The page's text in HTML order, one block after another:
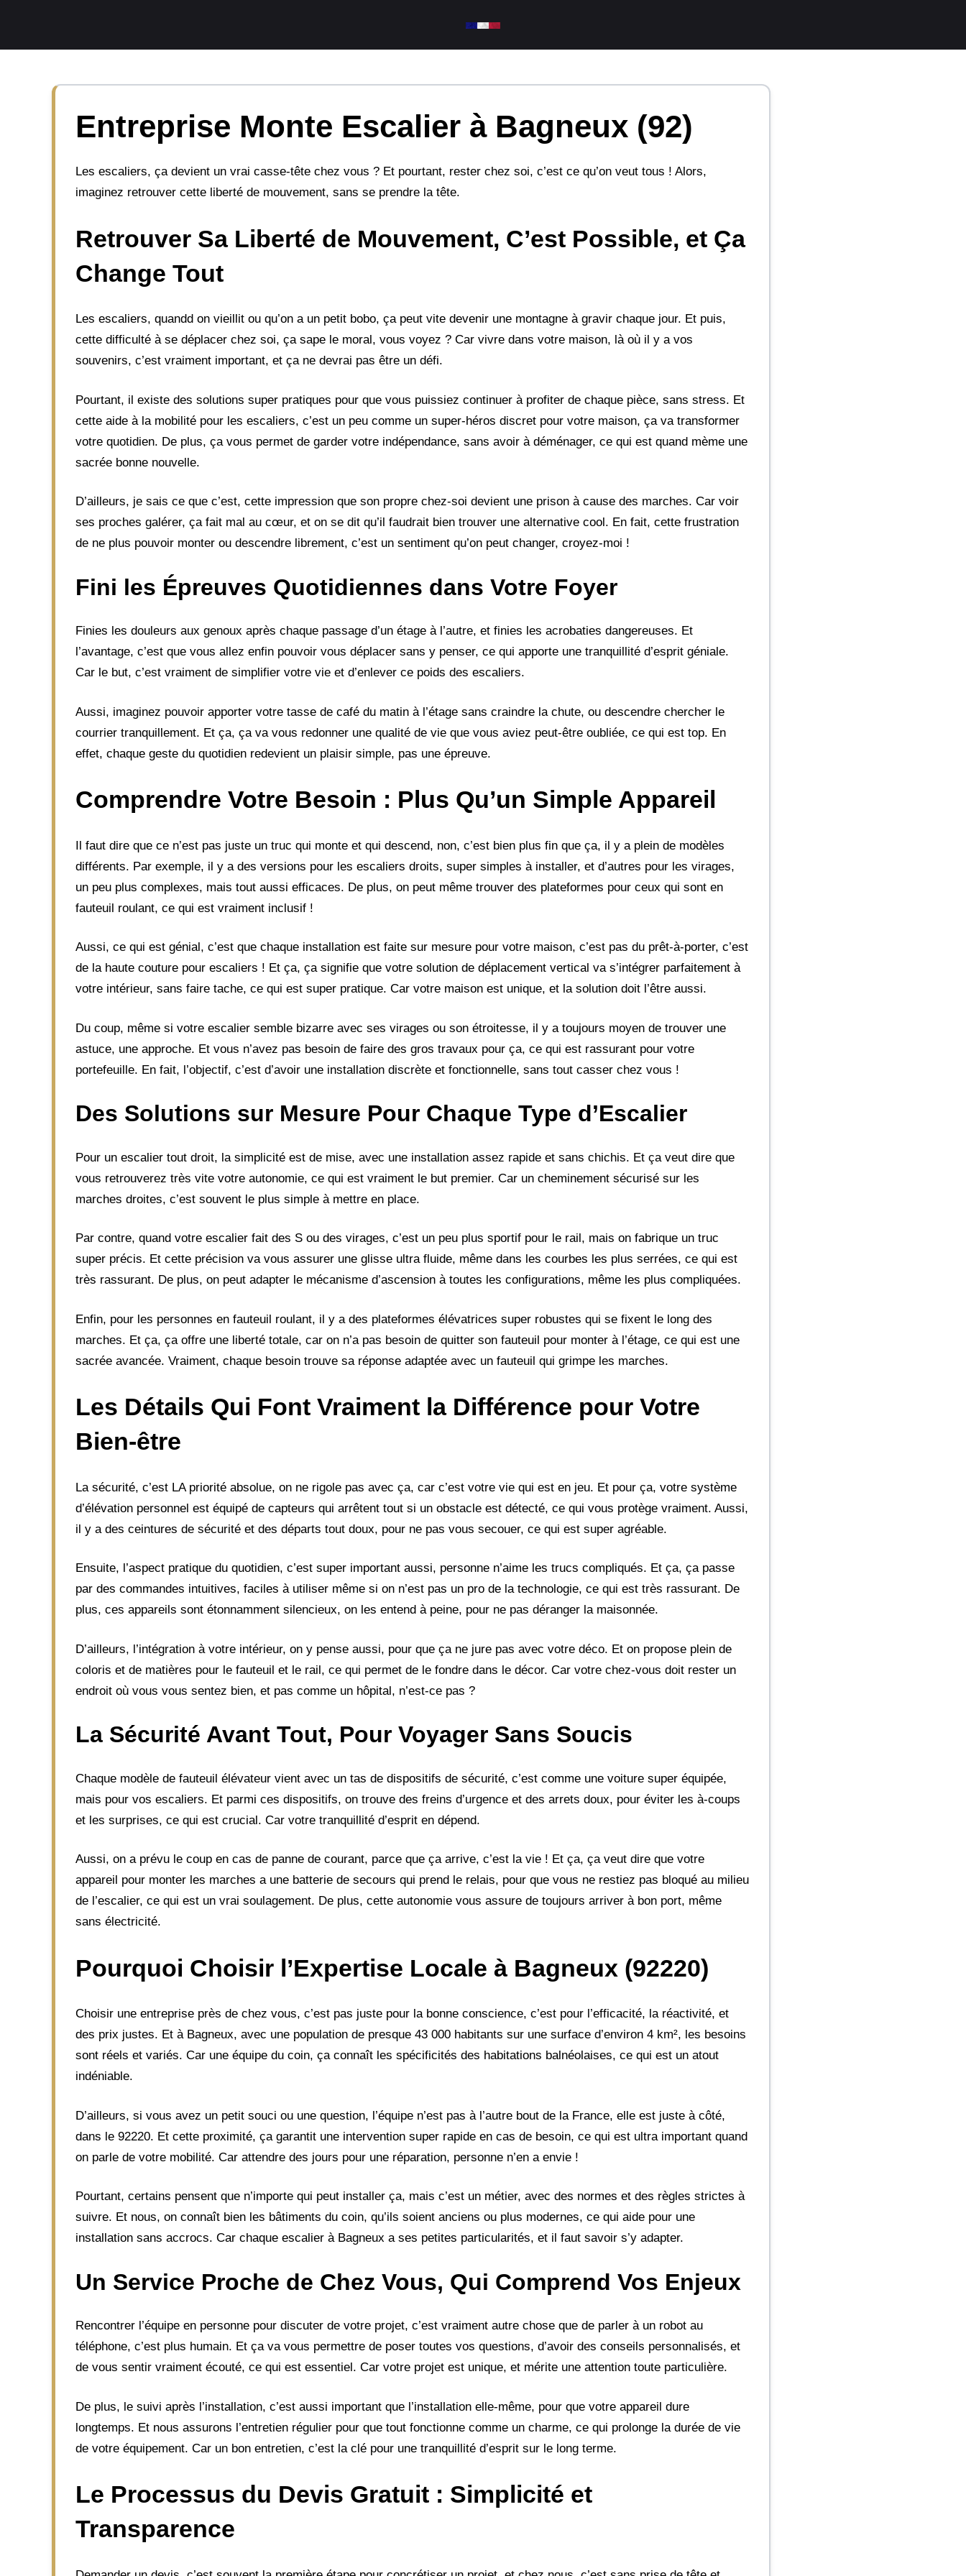
contenu
Entreprise Monte Escalier à Bagneux (92)
Les escaliers, ça devient un vrai casse-tête chez vous ? Et pourtant, rester chez soi, c’est ce qu’on veut tous ! Alors,
imaginez retrouver cette liberté de mouvement, sans se prendre la tête.
Retrouver Sa Liberté de Mouvement, C’est Possible, et Ça
Change Tout
Les escaliers, quandd on vieillit ou qu’on a un petit bobo, ça peut vite devenir une montagne à gravir chaque jour. Et puis,
cette difficulté à se déplacer chez soi, ça sape le moral, vous voyez ? Car vivre dans votre maison, là où il y a vos
souvenirs, c’est vraiment important, et ça ne devrai pas être un défi.
Pourtant, il existe des solutions super pratiques pour que vous puissiez continuer à profiter de chaque pièce, sans stress. Et
cette aide à la mobilité pour les escaliers, c’est un peu comme un super-héros discret pour votre maison, ça va transformer
votre quotidien. De plus, ça vous permet de garder votre indépendance, sans avoir à déménager, ce qui est quand mème une
sacrée bonne nouvelle.
D’ailleurs, je sais ce que c’est, cette impression que son propre chez-soi devient une prison à cause des marches. Car voir
ses proches galérer, ça fait mal au cœur, et on se dit qu’il faudrait bien trouver une alternative cool. En fait, cette frustration
de ne plus pouvoir monter ou descendre librement, c’est un sentiment qu’on peut changer, croyez-moi !
Fini les Épreuves Quotidiennes dans Votre Foyer
Finies les douleurs aux genoux après chaque passage d’un étage à l’autre, et finies les acrobaties dangereuses. Et
l’avantage, c’est que vous allez enfin pouvoir vous déplacer sans y penser, ce qui apporte une tranquillité d’esprit géniale.
Car le but, c’est vraiment de simplifier votre vie et d’enlever ce poids des escaliers.
Aussi, imaginez pouvoir apporter votre tasse de café du matin à l’étage sans craindre la chute, ou descendre chercher le
courrier tranquillement. Et ça, ça va vous redonner une qualité de vie que vous aviez peut-être oubliée, ce qui est top. En
effet, chaque geste du quotidien redevient un plaisir simple, pas une épreuve.
Comprendre Votre Besoin : Plus Qu’un Simple Appareil
Il faut dire que ce n’est pas juste un truc qui monte et qui descend, non, c’est bien plus fin que ça, il y a plein de modèles
différents. Par exemple, il y a des versions pour les escaliers droits, super simples à installer, et d’autres pour les virages,
un peu plus complexes, mais tout aussi efficaces. De plus, on peut même trouver des plateformes pour ceux qui sont en
fauteuil roulant, ce qui est vraiment inclusif !
Aussi, ce qui est génial, c’est que chaque installation est faite sur mesure pour votre maison, c’est pas du prêt-à-porter, c’est
de la haute couture pour escaliers ! Et ça, ça signifie que votre solution de déplacement vertical va s’intégrer parfaitement à
votre intérieur, sans faire tache, ce qui est super pratique. Car votre maison est unique, et la solution doit l’être aussi.
Du coup, même si votre escalier semble bizarre avec ses virages ou son étroitesse, il y a toujours moyen de trouver une
astuce, une approche. Et vous n’avez pas besoin de faire des gros travaux pour ça, ce qui est rassurant pour votre
portefeuille. En fait, l’objectif, c’est d’avoir une installation discrète et fonctionnelle, sans tout casser chez vous !
Des Solutions sur Mesure Pour Chaque Type d’Escalier
Pour un escalier tout droit, la simplicité est de mise, avec une installation assez rapide et sans chichis. Et ça veut dire que
vous retrouverez très vite votre autonomie, ce qui est vraiment le but premier. Car un cheminement sécurisé sur les
marches droites, c’est souvent le plus simple à mettre en place.
Par contre, quand votre escalier fait des S ou des virages, c’est un peu plus sportif pour le rail, mais on fabrique un truc
super précis. Et cette précision va vous assurer une glisse ultra fluide, même dans les courbes les plus serrées, ce qui est
très rassurant. De plus, on peut adapter le mécanisme d’ascension à toutes les configurations, même les plus compliquées.
Enfin, pour les personnes en fauteuil roulant, il y a des plateformes élévatrices super robustes qui se fixent le long des
marches. Et ça, ça offre une liberté totale, car on n’a pas besoin de quitter son fauteuil pour monter à l’étage, ce qui est une
sacrée avancée. Vraiment, chaque besoin trouve sa réponse adaptée avec un fauteuil qui grimpe les marches.
Les Détails Qui Font Vraiment la Différence pour Votre
Bien-être
La sécurité, c’est LA priorité absolue, on ne rigole pas avec ça, car c’est votre vie qui est en jeu. Et pour ça, votre système
d’élévation personnel est équipé de capteurs qui arrêtent tout si un obstacle est détecté, ce qui vous protège vraiment. Aussi,
il y a des ceintures de sécurité et des départs tout doux, pour ne pas vous secouer, ce qui est super agréable.
Ensuite, l’aspect pratique du quotidien, c’est super important aussi, personne n’aime les trucs compliqués. Et ça, ça passe
par des commandes intuitives, faciles à utiliser même si on n’est pas un pro de la technologie, ce qui est très rassurant. De
plus, ces appareils sont étonnamment silencieux, on les entend à peine, pour ne pas déranger la maisonnée.
D’ailleurs, l’intégration à votre intérieur, on y pense aussi, pour que ça ne jure pas avec votre déco. Et on propose plein de
coloris et de matières pour le fauteuil et le rail, ce qui permet de le fondre dans le décor. Car votre chez-vous doit rester un
endroit où vous vous sentez bien, et pas comme un hôpital, n’est-ce pas ?
La Sécurité Avant Tout, Pour Voyager Sans Soucis
Chaque modèle de fauteuil élévateur vient avec un tas de dispositifs de sécurité, c’est comme une voiture super équipée,
mais pour vos escaliers. Et parmi ces dispositifs, on trouve des freins d’urgence et des arrets doux, pour éviter les à-coups
et les surprises, ce qui est crucial. Car votre tranquillité d’esprit en dépend.
Aussi, on a prévu le coup en cas de panne de courant, parce que ça arrive, c’est la vie ! Et ça, ça veut dire que votre
appareil pour monter les marches a une batterie de secours qui prend le relais, pour que vous ne restiez pas bloqué au milieu
de l’escalier, ce qui est un vrai soulagement. De plus, cette autonomie vous assure de toujours arriver à bon port, même
sans électricité.
Pourquoi Choisir l’Expertise Locale à Bagneux (92220)
Choisir une entreprise près de chez vous, c’est pas juste pour la bonne conscience, c’est pour l’efficacité, la réactivité, et
des prix justes. Et à Bagneux, avec une population de presque 43 000 habitants sur une surface d’environ 4 km², les besoins
sont réels et variés. Car une équipe du coin, ça connaît les spécificités des habitations balnéolaises, ce qui est un atout
indéniable.
D’ailleurs, si vous avez un petit souci ou une question, l’équipe n’est pas à l’autre bout de la France, elle est juste à côté,
dans le 92220. Et cette proximité, ça garantit une intervention super rapide en cas de besoin, ce qui est ultra important quand
on parle de votre mobilité. Car attendre des jours pour une réparation, personne n’en a envie !
Pourtant, certains pensent que n’importe qui peut installer ça, mais c’est un métier, avec des normes et des règles strictes à
suivre. Et nous, on connaît bien les bâtiments du coin, qu’ils soient anciens ou plus modernes, ce qui aide pour une
installation sans accrocs. Car chaque escalier à Bagneux a ses petites particularités, et il faut savoir s’y adapter.
Un Service Proche de Chez Vous, Qui Comprend Vos Enjeux
Rencontrer l’équipe en personne pour discuter de votre projet, c’est vraiment autre chose que de parler à un robot au
téléphone, c’est plus humain. Et ça va vous permettre de poser toutes vos questions, d’avoir des conseils personnalisés, et
de vous sentir vraiment écouté, ce qui est essentiel. Car votre projet est unique, et mérite une attention toute particulière.
De plus, le suivi après l’installation, c’est aussi important que l’installation elle-même, pour que votre appareil dure
longtemps. Et nous assurons l’entretien régulier pour que tout fonctionne comme un charme, ce qui prolonge la durée de vie
de votre équipement. Car un bon entretien, c’est la clé pour une tranquillité d’esprit sur le long terme.
Le Processus du Devis Gratuit : Simplicité et
Transparence